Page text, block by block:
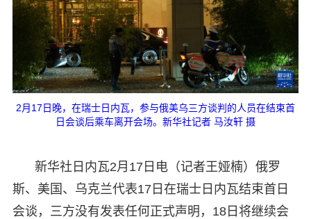
2月17日晚，在瑞士日内瓦，参与俄美乌三方谈判的人员在结束首
日会谈后乘车离开会场。新华社记者 马汝轩 摄
新华社日内瓦2月17日电（记者王娅楠）俄罗
斯、美国、乌克兰代表17日在瑞士日内瓦结束首日
会谈，三方没有发表任何正式声明，18日将继续会